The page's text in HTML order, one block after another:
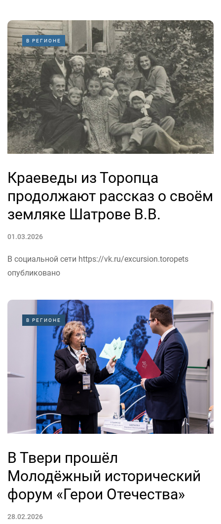
В РЕГИОНЕ
Краеведы из Торопца
продолжают рассказ о своём
земляке Шатрове В.В.
01.03.2026
В социальной сети https://vk.ru/excursion.toropets
опубликовано
В РЕГИОНЕ
В Твери прошёл
Молодёжный исторический
форум «Герои Отечества»
28.02.2026